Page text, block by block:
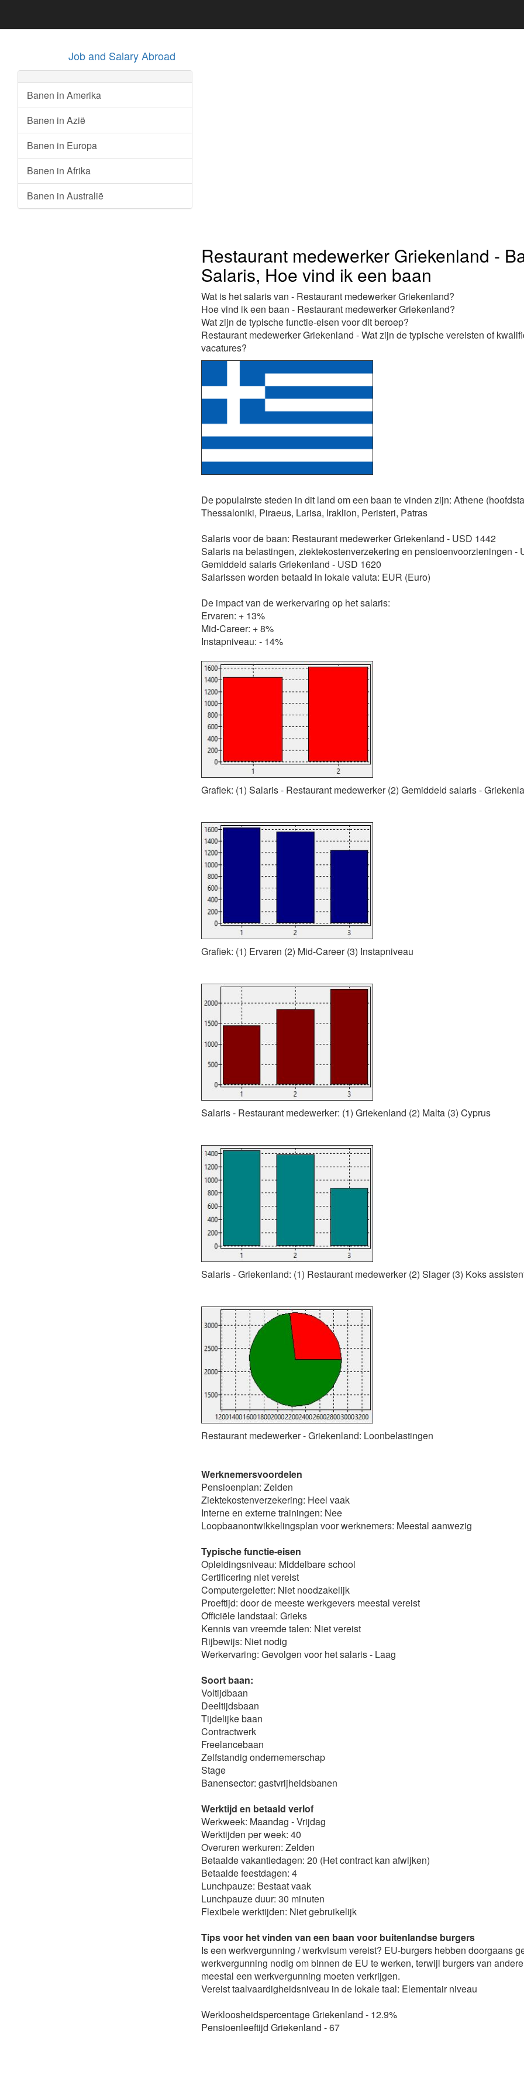
Job and Salary Abroad
Banen in Amerika
Banen in Azië
Banen in Europa
Banen in Afrika
Banen in Australië
Restaurant medewerker Griekenland -
Salaris, Hoe vind ik een baan
Wat is het salaris van - Restaurant medewerker Griekenland?
Hoe vind ik een baan - Restaurant medewerker Griekenland?
Wat zijn de typische functie-eisen voor dit beroep?
Restaurant medewerker Griekenland - Wat zijn de typische vereisten of
vacatures?
De populairste steden in dit land om een baan te vinden zijn: Athene
Thessaloniki, Piraeus, Larisa, Iraklion, Peristeri, Patras
Salaris voor de baan: Restaurant medewerker Griekenland - USD 1442
Salaris na belastingen, ziektekostenverzekering en pensioenvoorzieningen -
Gemiddeld salaris Griekenland - USD 1620
Salarissen worden betaald in lokale valuta: EUR (Euro)
De impact van de werkervaring op het salaris:
Ervaren: + 13%
Mid-Career: + 8%
Instapniveau: - 14%
Grafiek: (1) Salaris - Restaurant medewerker (2) Gemiddeld salaris -
Grafiek: (1) Ervaren (2) Mid-Career (3) Instapniveau
Salaris - Restaurant medewerker: (1) Griekenland (2) Malta (3) Cyprus
Salaris - Griekenland: (1) Restaurant medewerker (2) Slager (3) Koks
Restaurant medewerker - Griekenland: Loonbelastingen
Werknemersvoordelen
Pensioenplan: Zelden
Ziektekostenverzekering: Heel vaak
Interne en externe trainingen: Nee
Loopbaanontwikkelingsplan voor werknemers: Meestal aanwezig
Typische functie-eisen
Opleidingsniveau: Middelbare school
Certificering niet vereist
Computergeletter: Niet noodzakelijk
Proeftijd: door de meeste werkgevers meestal vereist
Officiële landstaal: Grieks
Kennis van vreemde talen: Niet vereist
Rijbewijs: Niet nodig
Werkervaring: Gevolgen voor het salaris - Laag
Soort baan:
Voltijdbaan
Deeltijdsbaan
Tijdelijke baan
Contractwerk
Freelancebaan
Zelfstandig ondernemerschap
Stage
Banensector: gastvrijheidsbanen
Werktijd en betaald verlof
Werkweek: Maandag - Vrijdag
Werktijden per week: 40
Overuren werkuren: Zelden
Betaalde vakantiedagen: 20 (Het contract kan afwijken)
Betaalde feestdagen: 4
Lunchpauze: Bestaat vaak
Lunchpauze duur: 30 minuten
Flexibele werktijden: Niet gebruikelijk
Tips voor het vinden van een baan voor buitenlandse burgers
Is een werkvergunning / werkvisum vereist? EU-burgers hebben doorgaans
werkvergunning nodig om binnen de EU te werken, terwijl burgers van
meestal een werkvergunning moeten verkrijgen.
Vereist taalvaardigheidsniveau in de lokale taal: Elementair niveau
Werkloosheidspercentage Griekenland - 12.9%
Pensioenleeftijd Griekenland - 67